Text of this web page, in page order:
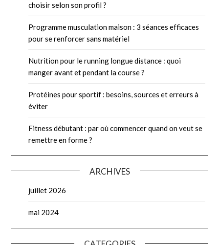
choisir selon son profil ?
Programme musculation maison : 3 séances efficaces
pour se renforcer sans matériel
Nutrition pour le running longue distance : quoi
manger avant et pendant la course ?
Protéines pour sportif : besoins, sources et erreurs à
éviter
Fitness débutant : par où commencer quand on veut se
remettre en forme ?
ARCHIVES
juillet 2026
mai 2024